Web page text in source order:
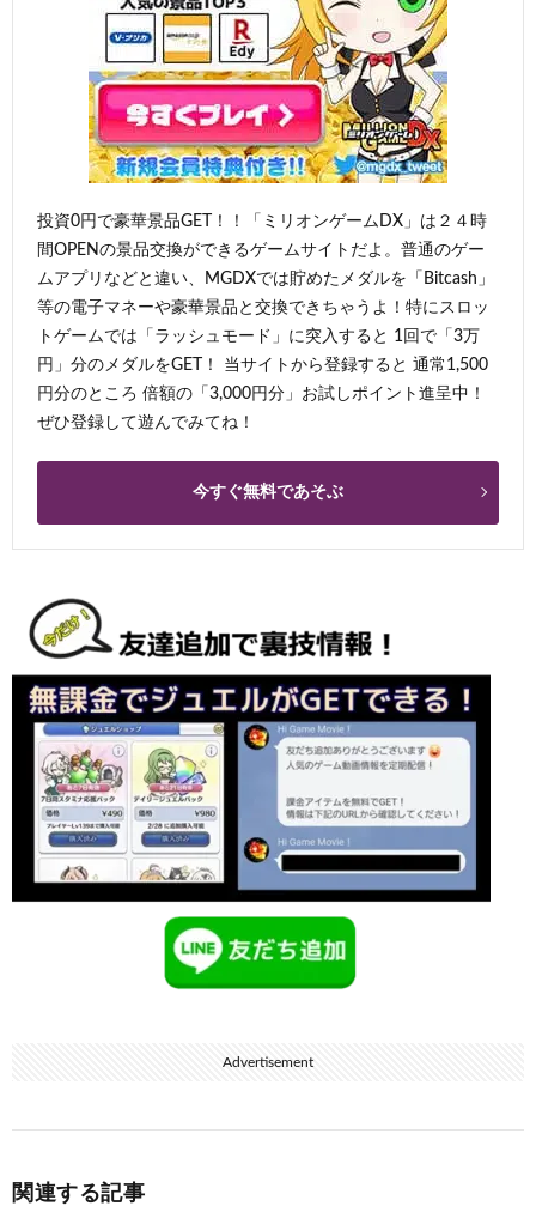
投資0円で豪華景品GET！！「ミリオンゲームDX」は２４時
間OPENの景品交換ができるゲームサイトだよ。普通のゲー
ムアプリなどと違い、MGDXでは貯めたメダルを「Bitcash」
等の電子マネーや豪華景品と交換できちゃうよ！特にスロッ
トゲームでは「ラッシュモード」に突入すると 1回で「3万
円」分のメダルをGET！ 当サイトから登録すると 通常1,500
円分のところ 倍額の「3,000円分」お試しポイント進呈中！
ぜひ登録して遊んでみてね！
今すぐ無料であそぶ
Advertisement
関連する記事